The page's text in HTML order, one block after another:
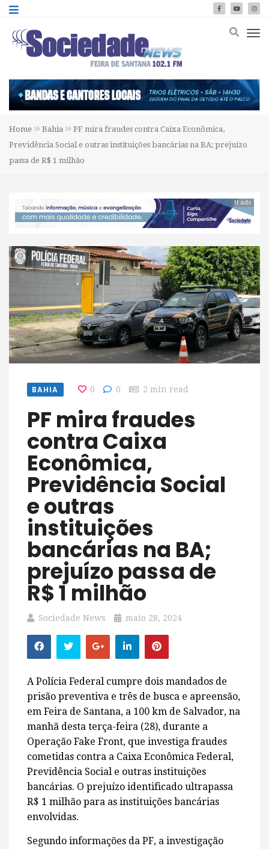
Home Bahia
PF mira fraudes contra Caixa Econômica,
Previdência Social e outras instituições bancárias na BA; prejuízo
passa de R$ 1 milhão
tt ads
BAHIA 0 0 2 min read
PF mira fraudes
contra Caixa
Econômica,
Previdência Social
e outras
instituições
bancárias na BA;
prejuízo passa de
R$ 1 milhão
Sociedade News maio 28, 2024
A Polícia Federal cumpre dois mandados de
prisão preventiva e três de busca e apreensão,
em Feira de Santana, a 100 km de Salvador, na
manhã desta terça-feira (28), durante a
Operação Fake Front, que investiga fraudes
cometidas contra a Caixa Econômica Federal,
Previdência Social e outras instituições
bancárias. O prejuízo identificado ultrapassa
R$ 1 milhão para as instituições bancárias
envolvidas.
Segundo informações da PF, a investigação